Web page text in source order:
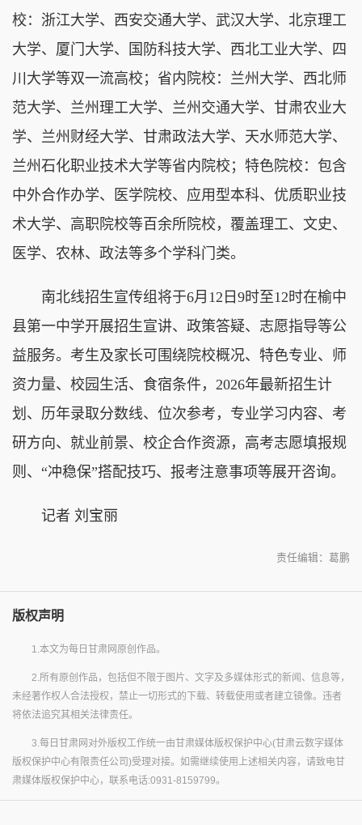
校：浙江大学、西安交通大学、武汉大学、北京理工
大学、厦门大学、国防科技大学、西北工业大学、四
川大学等双一流高校；省内院校：兰州大学、西北师
范大学、兰州理工大学、兰州交通大学、甘肃农业大
学、兰州财经大学、甘肃政法大学、天水师范大学、
兰州石化职业技术大学等省内院校；特色院校：包含
中外合作办学、医学院校、应用型本科、优质职业技
术大学、高职院校等百余所院校，覆盖理工、文史、
医学、农林、政法等多个学科门类。
南北线招生宣传组将于6月12日9时至12时在榆中
县第一中学开展招生宣讲、政策答疑、志愿指导等公
益服务。考生及家长可围绕院校概况、特色专业、师
资力量、校园生活、食宿条件，2026年最新招生计
划、历年录取分数线、位次参考，专业学习内容、考
研方向、就业前景、校企合作资源，高考志愿填报规
则、“冲稳保”搭配技巧、报考注意事项等展开咨询。
记者 刘宝丽
责任编辑：葛鹏
版权声明
1.本文为每日甘肃网原创作品。
2.所有原创作品，包括但不限于图片、文字及多媒体形式的新闻、信息等，
未经著作权人合法授权，禁止一切形式的下载、转载使用或者建立镜像。违者
将依法追究其相关法律责任。
3.每日甘肃网对外版权工作统一由甘肃媒体版权保护中心(甘肃云数字媒体
版权保护中心有限责任公司)受理对接。如需继续使用上述相关内容，请致电甘
肃媒体版权保护中心，联系电话:0931-8159799。